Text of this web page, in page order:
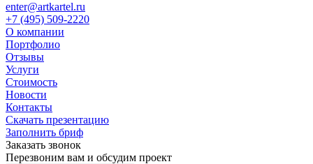
enter@artkartel.ru
+7 (495) 509-2220
О компании
Портфолио
Отзывы
Услуги
Стоимость
Новости
Контакты
Скачать презентацию
Заполнить бриф
Заказать звонок
Перезвоним вам и обсудим проект